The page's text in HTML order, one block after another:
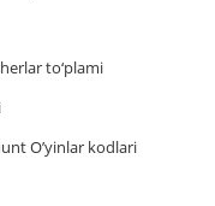
to‘plami
O’yinlar kodlari